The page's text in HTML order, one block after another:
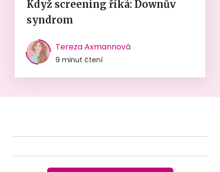
Když screening říká: Downův
syndrom
Tereza Axmannová
9 minut čtení